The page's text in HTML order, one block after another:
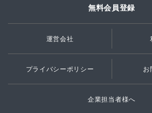
無料会員登録
運営会社
プライバシーポリシー お
企業担当者様へ